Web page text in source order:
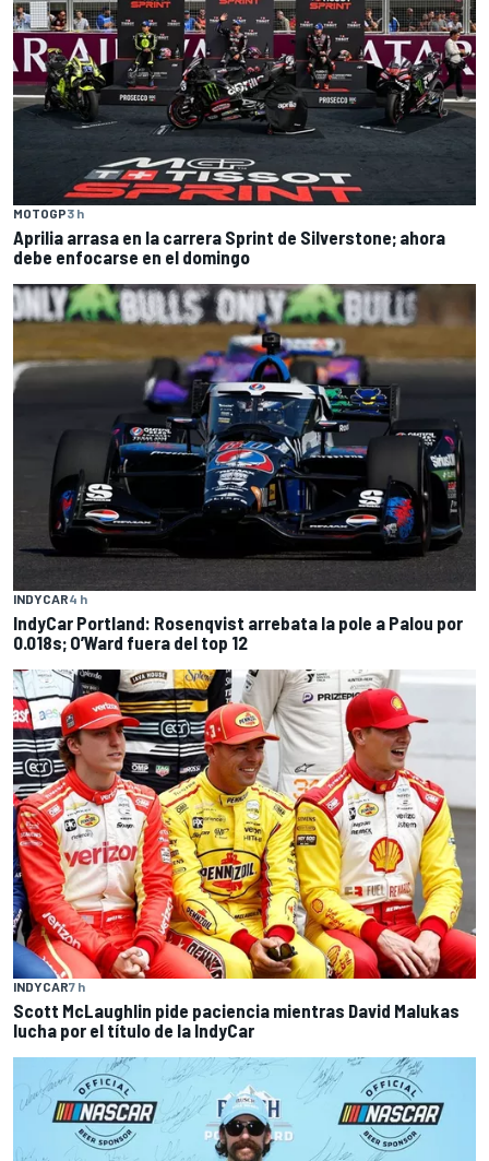
MOTOGP3 h
Aprilia arrasa en la carrera Sprint de Silverstone; ahora
debe enfocarse en el domingo
INDYCAR4 h
IndyCar Portland: Rosenqvist arrebata la pole a Palou por
0.018s; O’Ward fuera del top 12
INDYCAR7 h
Scott McLaughlin pide paciencia mientras David Malukas
lucha por el título de la IndyCar